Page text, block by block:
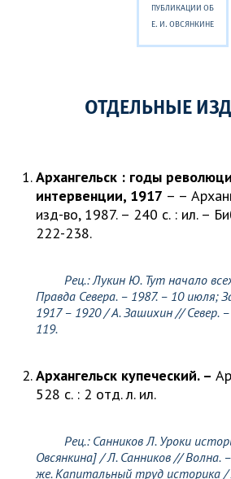
ПУБЛИКАЦИИ ОБ
Е. И. ОВСЯНКИНЕ
ОТДЕЛЬНЫЕ
Архангельск : годы
интервенции, 1917 – –
изд-во, 1987. – 240 с. : ил. –
222-238.
Рец.:Лукин Ю.Тут начало
Правда Севера. – 1987. – 10 июля;
1917 – 1920 / А. Зашихин // Север.
119.
Архангельск купеческий. –
528 с. : 2 отд. л. ил.
Рец.: Санников Л.Уроки
Овсянкина] /Л. Санников // Волна.
же. Капитальный труд историка /